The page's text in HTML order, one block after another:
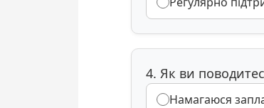
4. Як ви
Намагаюся